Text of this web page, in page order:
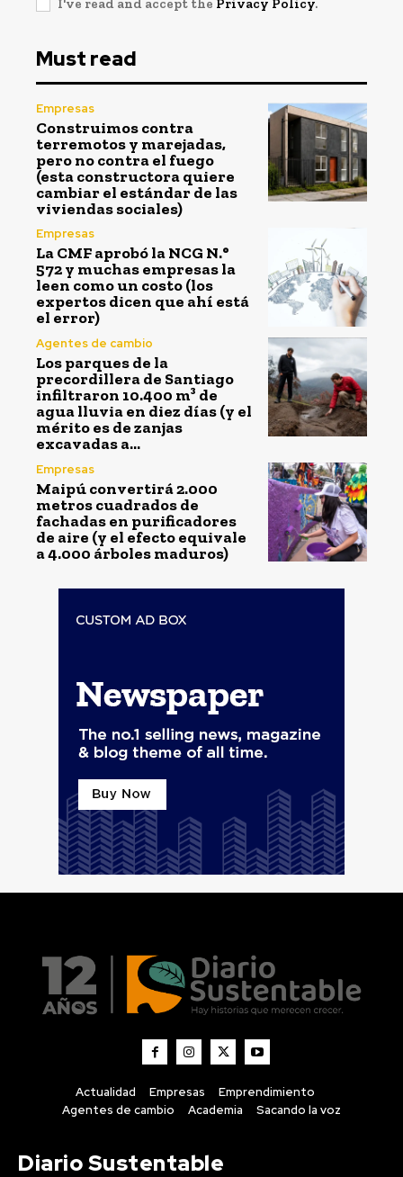
I've read and accept the Privacy Policy.
Must read
Empresas
Construimos contra
terremotos y marejadas,
pero no contra el fuego
(esta constructora quiere
cambiar el estándar de las
viviendas sociales)
Empresas
La CMF aprobó la NCG N.°
572 y muchas empresas la
leen como un costo (los
expertos dicen que ahí está
el error)
Agentes de cambio
Los parques de la
precordillera de Santiago
infiltraron 10.400 m³ de
agua lluvia en diez días (y el
mérito es de zanjas
excavadas a...
Empresas
Maipú convertirá 2.000
metros cuadrados de
fachadas en purificadores
de aire (y el efecto equivale
a 4.000 árboles maduros)
Actualidad Empresas
Emprendimiento
Agentes de cambio
Academia Sacando la voz
Diario Sustentable